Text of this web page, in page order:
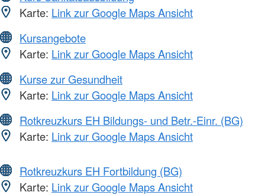
Karte: Link zur Google Maps Ansicht
Kursangebote
Karte: Link zur Google Maps Ansicht
Kurse zur Gesundheit
Karte: Link zur Google Maps Ansicht
Rotkreuzkurs EH Bildungs- und Betr.-Einr. (BG)
Karte: Link zur Google Maps Ansicht
Rotkreuzkurs EH Fortbildung (BG)
Karte: Link zur Google Maps Ansicht